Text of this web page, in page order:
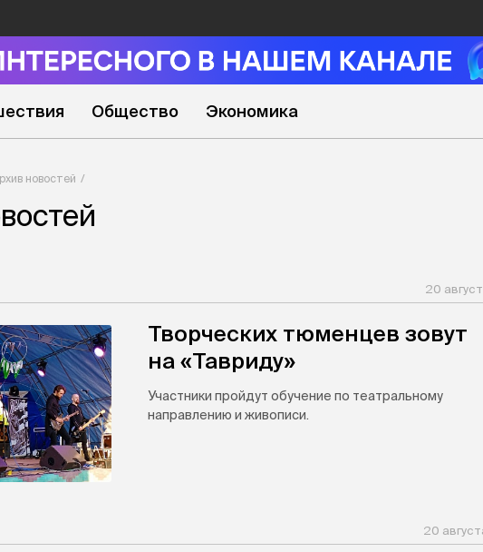
Общество Экономика
новостей
20
Творческих тюменцев зовут
на «Тавриду»
Участники пройдут обучение по театральному
направлению и живописи.
20